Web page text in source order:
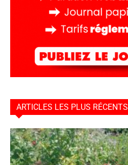
ARTICLES LES PLUS RÉCENTS